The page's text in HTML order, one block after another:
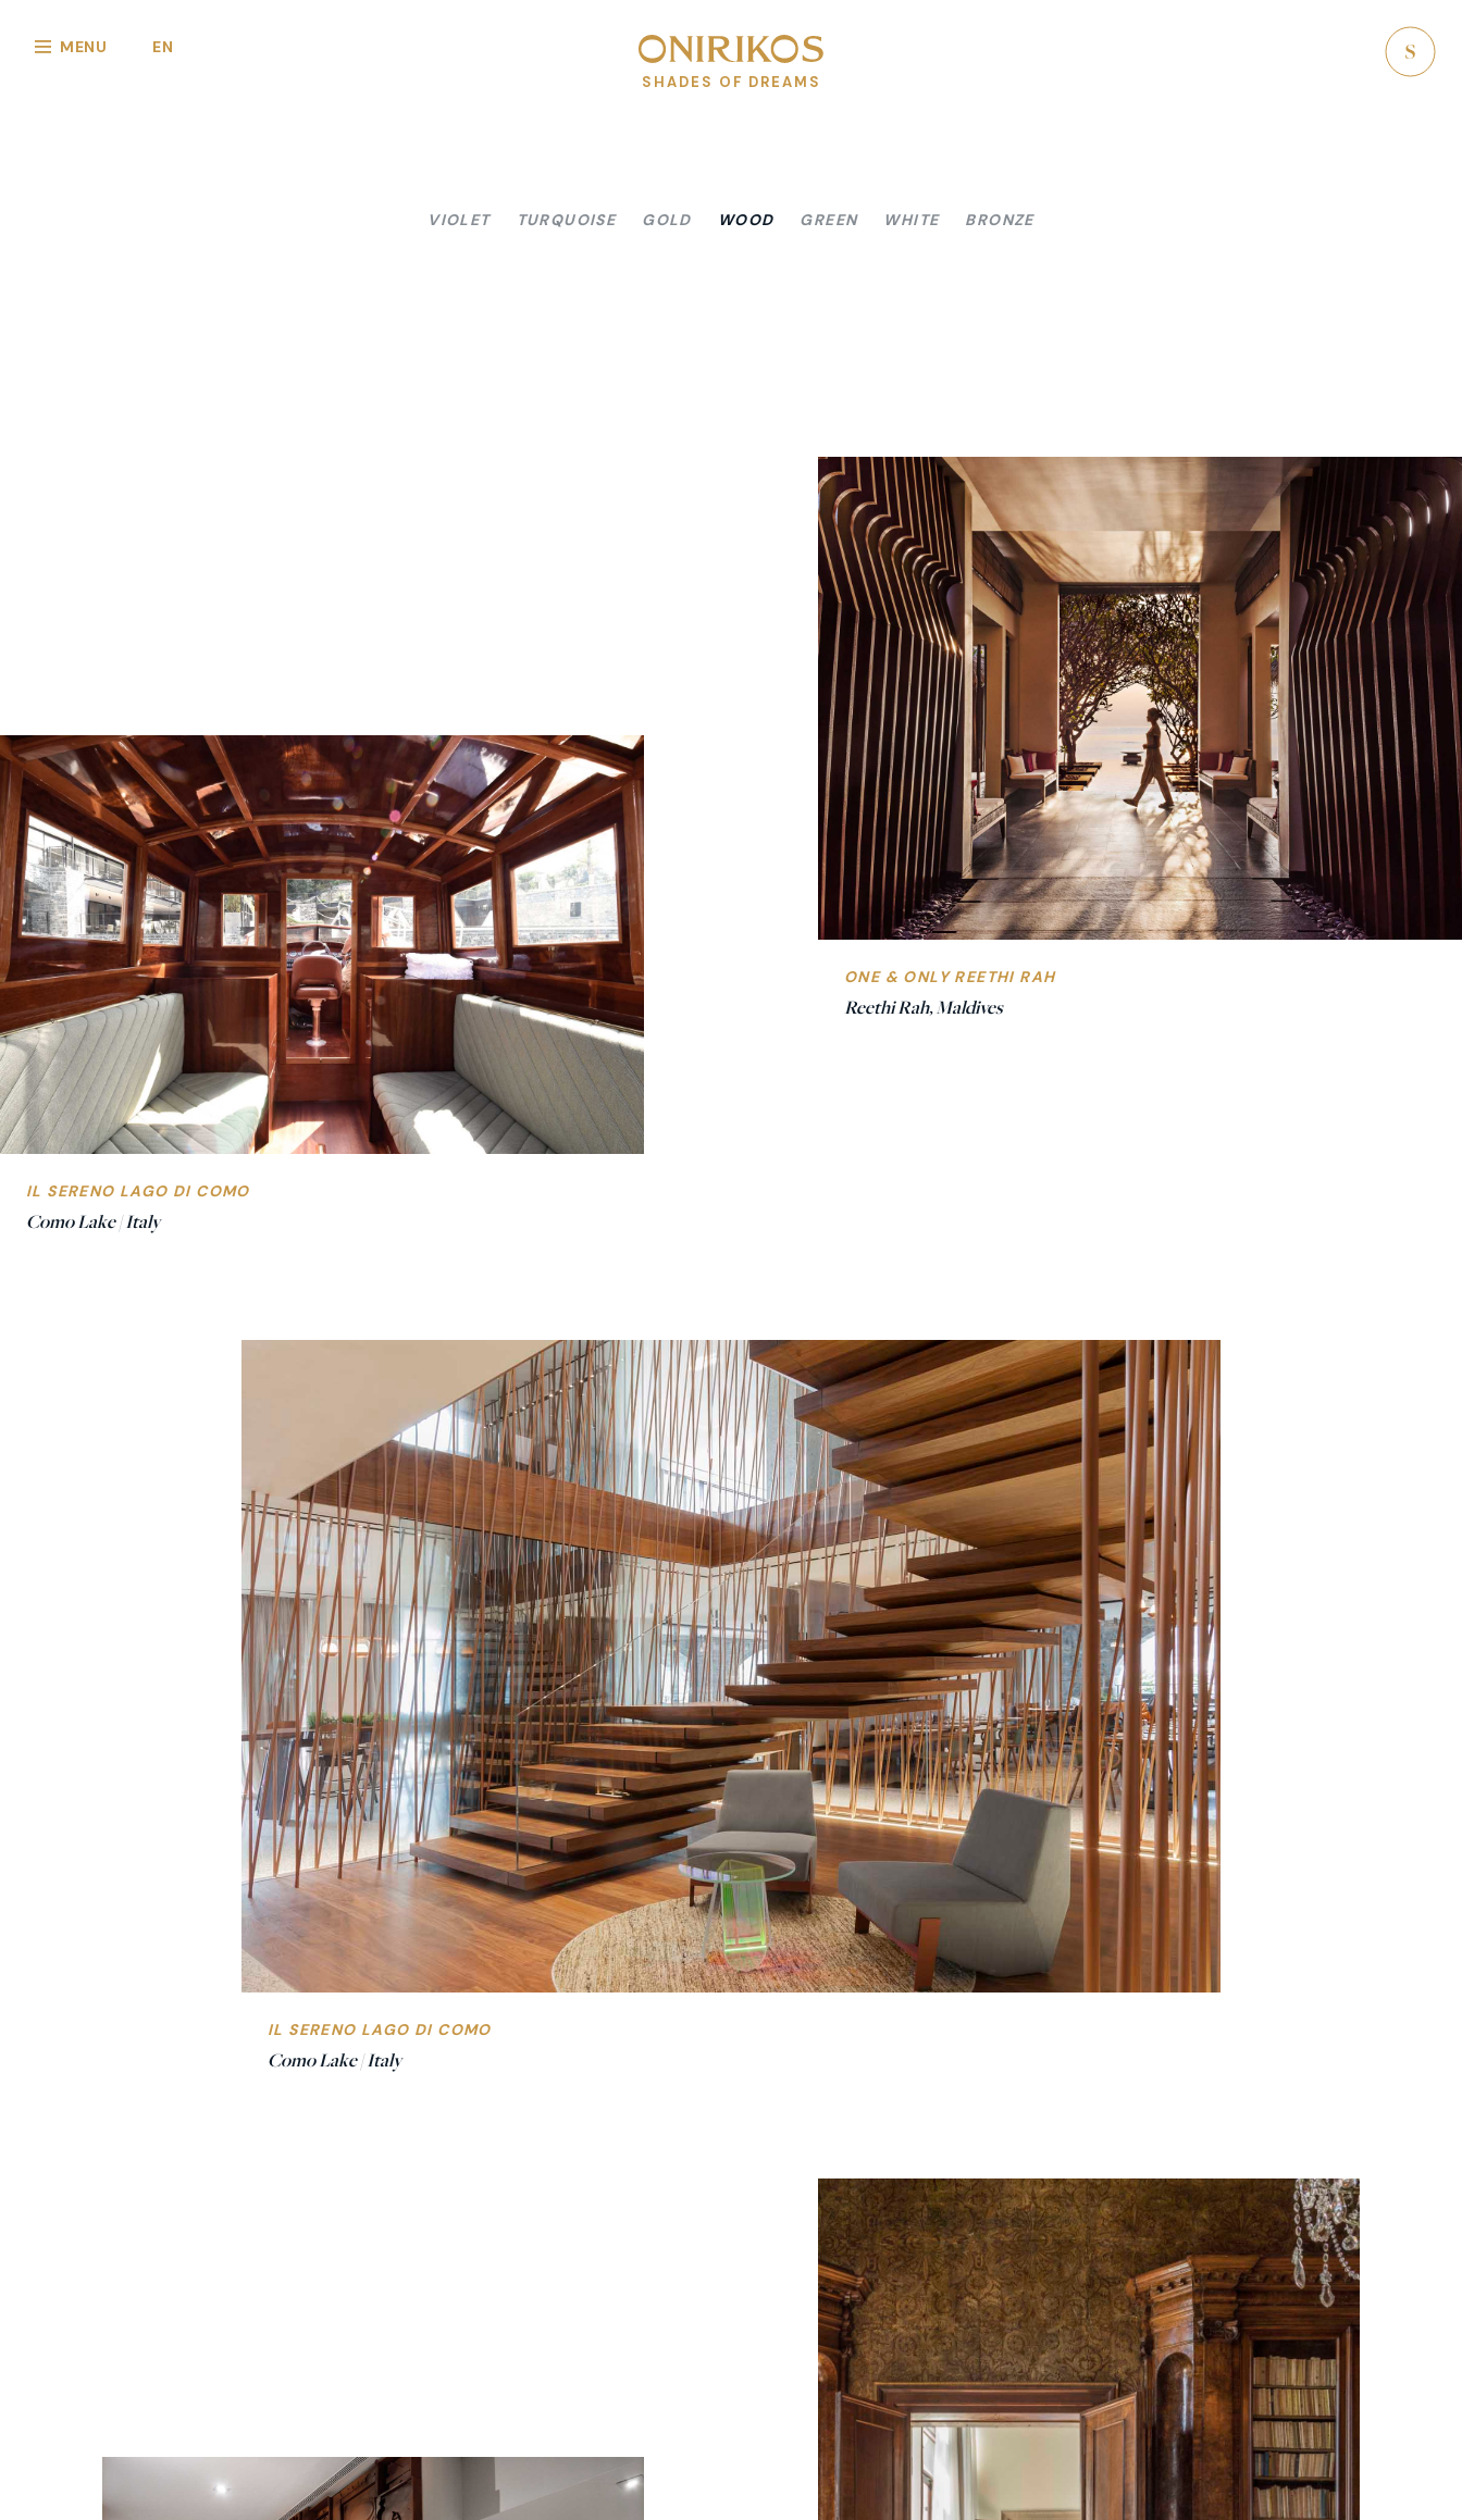
SHADES OF DREAMS
MENU EN
Reliability//Creativity
//Discover
//Gold//Wood
Green//White // Bronze
VIOLET TURQUOISE GOLD WOOD GREEN WHITE BRONZE
IL SERENO LAGO DI COMO
Como Lake | Italy
ONE & ONLY REETHI RAH
Reethi Rah, Maldives
IL SERENO LAGO DI COMO
Como Lake | Italy